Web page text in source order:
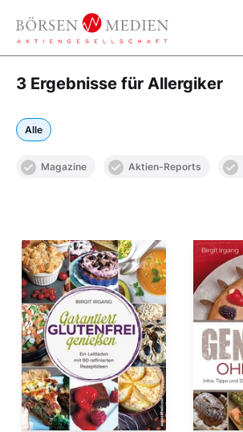
3 Ergebnisse für Allergiker
Alle
Magazine Aktien-Reports